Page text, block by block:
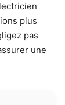
plus
pas
une